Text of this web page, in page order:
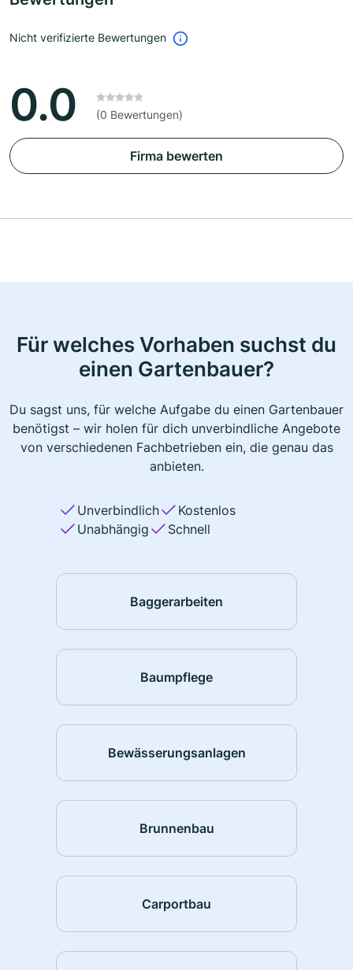
Nicht verifizierte Bewertungen
0.0 (0 Bewertungen)
Firma bewerten
Für welches Vorhaben suchst du
einen Gartenbauer?
Du sagst uns, für welche Aufgabe du einen Gartenbauer
benötigst – wir holen für dich unverbindliche Angebote
von verschiedenen Fachbetrieben ein, die genau das
anbieten.
Unverbindlich
Kostenlos
Unabhängig
Schnell
Baggerarbeiten
Baumpflege
Bewässerungsanlagen
Brunnenbau
Carportbau